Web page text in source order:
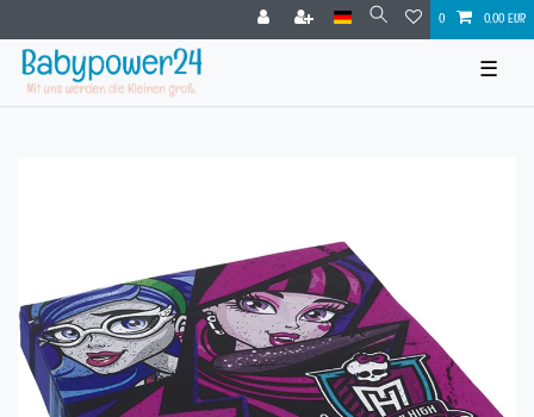
0 0,00 EUR
☰